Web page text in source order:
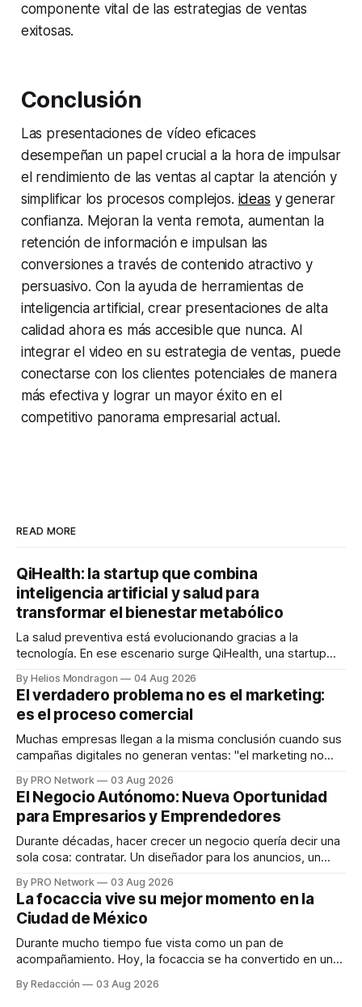
componente vital de las estrategias de ventas
exitosas.
Conclusión
Las presentaciones de vídeo eficaces
desempeñan un papel crucial a la hora de impulsar
el rendimiento de las ventas al captar la atención y
simplificar los procesos complejos. ideas y generar
confianza. Mejoran la venta remota, aumentan la
retención de información e impulsan las
conversiones a través de contenido atractivo y
persuasivo. Con la ayuda de herramientas de
inteligencia artificial, crear presentaciones de alta
calidad ahora es más accesible que nunca. Al
integrar el video en su estrategia de ventas, puede
conectarse con los clientes potenciales de manera
más efectiva y lograr un mayor éxito en el
competitivo panorama empresarial actual.
READ MORE
QiHealth: la startup que combina
inteligencia artificial y salud para
transformar el bienestar metabólico
La salud preventiva está evolucionando gracias a la
tecnología. En ese escenario surge QiHealth, una startup
dispositivos inteligentes, inteligencia artificial y monitoreo
en tiempo real para ayudar a las personas a tomar mejores
decisiones sobre su salud metabólica. Su propuesta busca
responder
By Helios Mondragon 04 Aug 2026
El verdadero problema no es el marketing:
es el proceso comercial
Muchas empresas llegan a la misma conclusión cuando sus
campañas digitales no generan ventas: "el marketing no
INTERIUS, el problema suele estar en otro lugar. Durante
una entrevista para el podcast SER PRO, el especialista en
marketing digital explicó que
By PRO Network 03 Aug 2026
El Negocio Autónomo: Nueva Oportunidad
para Empresarios y Emprendedores
Durante décadas, hacer crecer un negocio quería decir una
sola cosa: contratar. Un diseñador para los anuncios, un
para los textos, alguien que supiera de publicidad digital
para encontrar prospectos, un vendedor para atender
llamadas y mensajes, y —con suerte— una persona
By PRO Network 03 Aug 2026
La focaccia vive su mejor momento en la
Ciudad de México
Durante mucho tiempo fue vista como un pan de
acompañamiento. Hoy, la focaccia se ha convertido en uno
artesanal, ingredientes de calidad y experiencias que
By Redacción 03 Aug 2026